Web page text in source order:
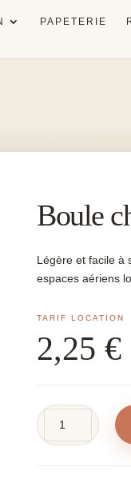
PAPETERIE
Boule
Légère et facile à
espaces aériens
2,25€